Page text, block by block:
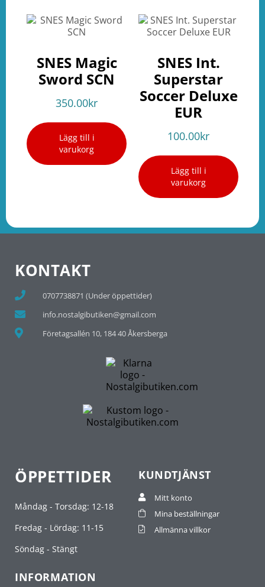
SNES Magic
Sword SCN
350.00kr
Lägg till i
varukorg
SNES Int.
Superstar
Soccer Deluxe
EUR
100.00kr
Lägg till i
varukorg
KONTAKT
0707738871 (Under öppettider)
info.nostalgibutiken@gmail.com
Företagsallén 10, 184 40 Åkersberga
ÖPPETTIDER
Måndag - Torsdag: 12-18
Fredag - Lördag: 11-15
Söndag - Stängt
KUNDTJÄNST
Mitt konto
Mina beställningar
Allmänna villkor
INFORMATION